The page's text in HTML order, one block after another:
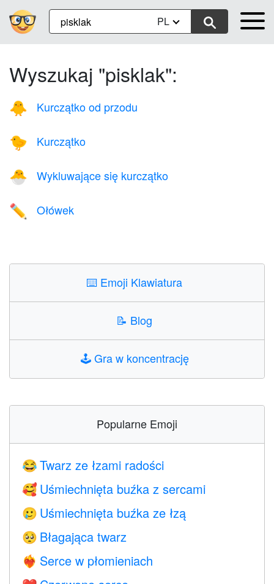
PL
Wyszukaj "pisklak":
🐥 Kurczątko od przodu
🐤 Kurczątko
🐣 Wykluwające się kurczątko
✏️ Ołówek
⌨️ Emoji Klawiatura
📝 Blog
🕹️Gra w koncentrację
Popularne Emoji
😂 Twarz ze łzami radości
🥰 Uśmiechnięta buźka z sercami
🥲 Uśmiechnięta buźka ze łzą
🥺 Błagająca twarz
❤️‍🔥 Serce w płomieniach